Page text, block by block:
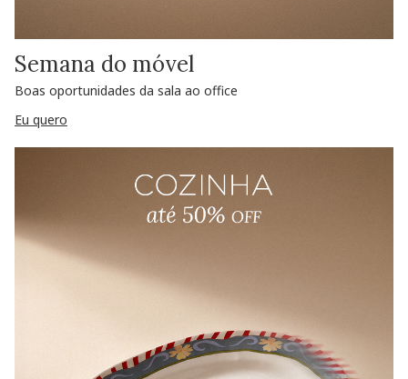
Semana do móvel
Boas oportunidades da sala ao office
Eu quero